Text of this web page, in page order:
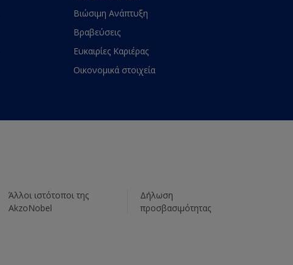
Βιώσιμη Ανάπτυξη
Βραβεύσεις
Ευκαιρίες Καριέρας
Οικονομικά στοιχεία
Άλλοι ιστότοποι της
AkzoNobel
Δήλωση
προσβασιμότητας